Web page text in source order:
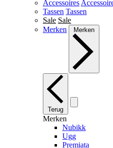
Accessoires
Tassen Tassen
Sale Sale
Merken
Merken
Terug
Merken
Nubikk
Ugg
Premiata